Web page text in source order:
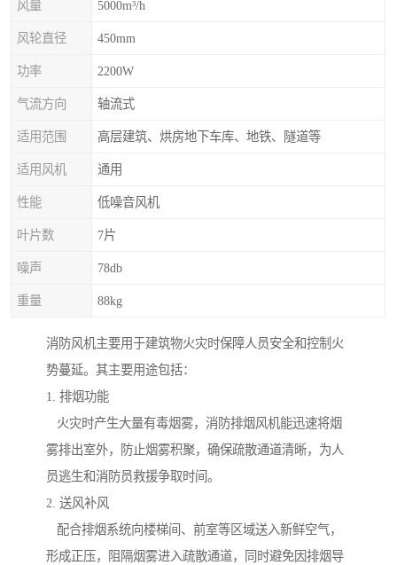
风量 5000m³/h
风轮直径 450mm
功率 2200W
气流方向 轴流式
适用范围 高层建筑、烘房地下车库、地铁、隧道等
适用风机 通用
性能 低噪音风机
叶片数 7片
噪声 78db
重量 88kg
消防风机主要用于建筑物火灾时保障人员安全和控制火
势蔓延。其主要用途包括：
1. 排烟功能
火灾时产生大量有毒烟雾，消防排烟风机能迅速将烟
雾排出室外，防止烟雾积聚，确保疏散通道清晰，为人
员逃生和消防员救援争取时间。
2. 送风补风
配合排烟系统向楼梯间、前室等区域送入新鲜空气，
形成正压，阻隔烟雾进入疏散通道，同时避免因排烟导